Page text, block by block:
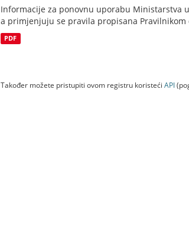
Informacije za ponovnu uporabu Ministarstva
a primjenjuju se pravila propisana Pravilnikom
PDF
Također možete pristupiti ovom registru koristeći API